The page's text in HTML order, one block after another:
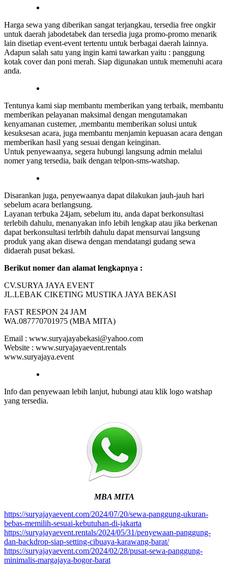
Harga sewa yang diberikan sangat terjangkau, tersedia free ongkir
untuk daerah jabodetabek dan tersedia juga promo-promo menarik
lain disetiap event-event tertentu untuk berbagai daerah lainnya.
Adapun salah satu yang ingin kami tawarkan yaitu : panggung
kotak cover dan poni merah. Siap digunakan untuk memenuhi acara
anda.
Tentunya kami siap membantu memberikan yang terbaik, membantu
memberikan pelayanan maksimal dengan mengutamakan
kenyamanan custemer, ,membantu memberikan solusi untuk
kesuksesan acara, juga membantu menjamin kepuasan acara dengan
memberikan hasil yang sesuai dengan keinginan.
Untuk penyewaanya, segera hubungi langsung admin melalui
nomer yang tersedia, baik dengan telpon-sms-watshap.
Disarankan juga, penyewaanya dapat dilakukan jauh-jauh hari
sebelum acara berlangsung.
Layanan terbuka 24jam, sebelum itu, anda dapat berkonsultasi
terlebih dahulu, menanyakan info lebih lengkap atau jika berkenan
dapat berkonsultasi terlrbih dahulu dapat mensurvai langsung
produk yang akan disewa dengan mendatangi gudang sewa
didaerah pusat bekasi.
Berikut nomer dan alamat lengkapnya :
CV.SURYA JAYA EVENT
JL.LEBAK CIKETING MUSTIKA JAYA BEKASI
FAST RESPON 24 JAM
WA.087770701975 (MBA MITA)
Email : www.suryajayabekasi@yahoo.com
Website : www.suryajayaevent.rentals
www.suryajaya.event
Info dan penyewaan lebih lanjut, hubungi atau klik logo watshap
yang tersedia.
MBA MITA
https://suryajayaevent.com/2024/07/20/sewa-panggung-ukuran-
bebas-memilih-sesuai-kebutuhan-di-jakarta
https://suryajayaevent.rentals/2024/05/31/penyewaan-panggung-
dan-backdrop-siap-setting-cibuaya-karawang-barat/
https://suryajayaevent.com/2024/02/28/pusat-sewa-panggung-
minimalis-margajaya-bogor-barat